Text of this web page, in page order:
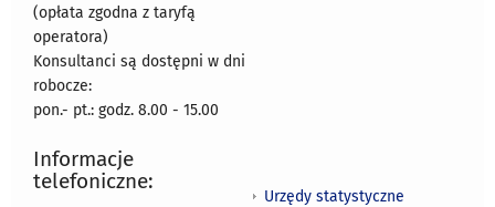
(opłata zgodna z taryfą
operatora)
Konsultanci są dostępni w dni
robocze:
pon.- pt.: godz. 8.00 - 15.00
Informacje
telefoniczne:
Urzędy statystyczne